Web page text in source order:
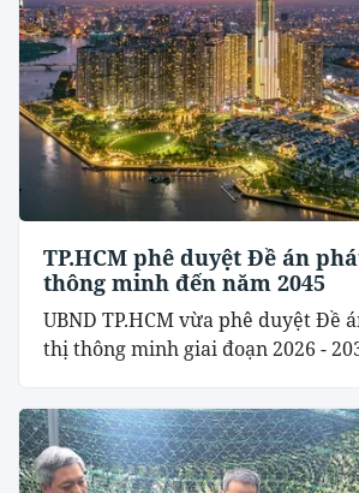
TP.HCM phê duyệt Đề án
thông minh đến năm 2045
UBND TP.HCM vừa phê duyệt Đề
thị thông minh giai đoạn 2026 -